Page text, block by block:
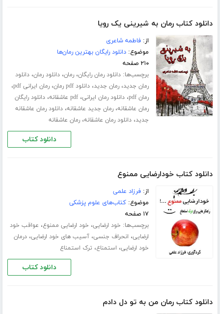
دانلود کتاب رمان به شیرینی یک رویا
از:فاطمه شاعری
موضوع:دانلود رایگان بهترین رمان‌ها
۲۱۰ صفحه
برچسب‌ها:دانلود رمان رایگان،رمان،دانلود رمان،دانلود
رمان جدید،رمان جدید،دانلود pdf رمان ،رمان ایرانی pdf ،
رمان pdf ،دانلود رمان ایرانی،pdf عاشقانه ،دانلود رایگان
رمان عاشقانه،رمان جدید عاشقانه،دانلود رمان عاشقانه
جدید،دانلود رمان عاشقانه،رمان عاشقانه
دانلود کتاب
دانلود کتاب خودارضایی ممنوع
از:فرزاد علمی
موضوع:کتاب‌های علوم پزشکی
۱۷ صفحه
برچسب‌ها: خود ارضایی، خود ارضایی ممنوع، عواقب خود
ارضایی، انحراف جنسی،آسیب های خود ارضایی،درمان
خود ارضایی، استمناع، ترک استمناع
دانلود کتاب
دانلود کتاب رمان من به تو دل دادم